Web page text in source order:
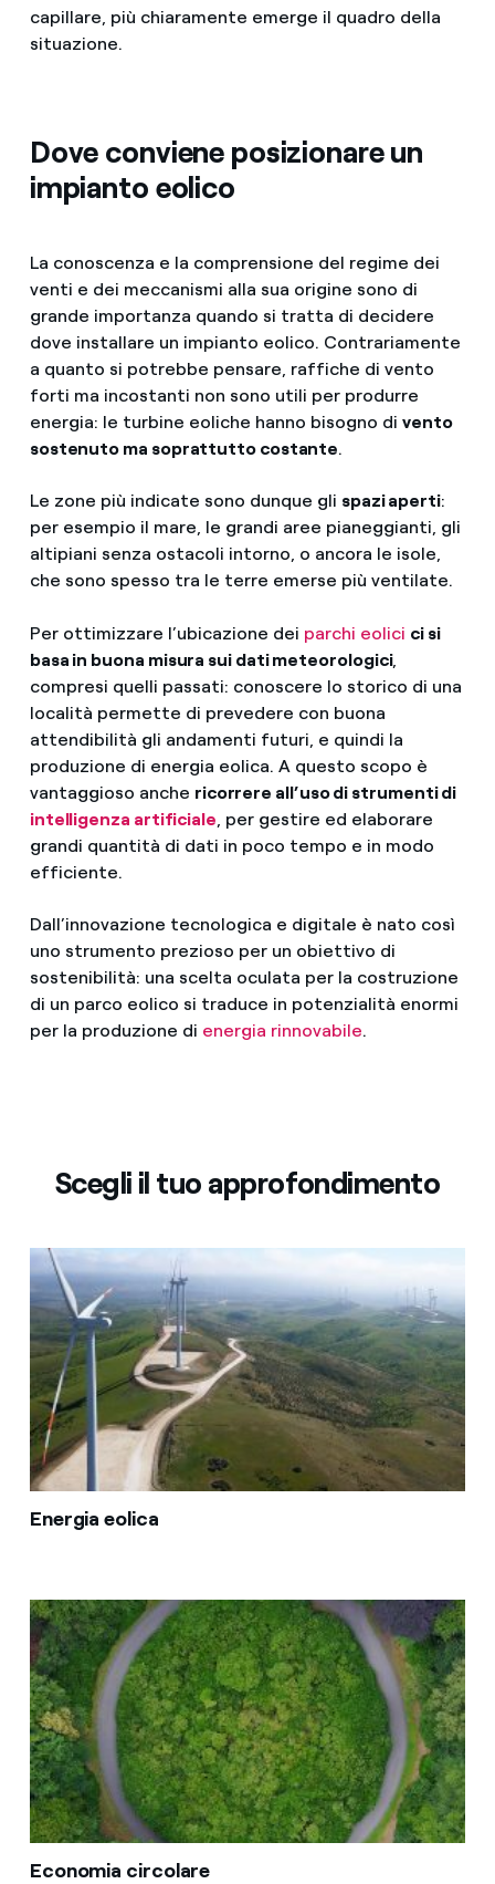
capillare, più chiaramente emerge il quadro della
situazione.
Dove conviene posizionare un
impianto eolico
La conoscenza e la comprensione del regime dei
venti e dei meccanismi alla sua origine sono di
grande importanza quando si tratta di decidere
dove installare un impianto eolico. Contrariamente
a quanto si potrebbe pensare, raffiche di vento
forti ma incostanti non sono utili per produrre
energia: le turbine eoliche hanno bisogno di vento
sostenuto ma soprattutto costante.
Le zone più indicate sono dunque gli spazi aperti:
per esempio il mare, le grandi aree pianeggianti, gli
altipiani senza ostacoli intorno, o ancora le isole,
che sono spesso tra le terre emerse più ventilate.
Per ottimizzare l’ubicazione dei parchi eolici ci si
basa in buona misura sui dati meteorologici,
compresi quelli passati: conoscere lo storico di una
località permette di prevedere con buona
attendibilità gli andamenti futuri, e quindi la
produzione di energia eolica. A questo scopo è
vantaggioso anche ricorrere all’uso di strumenti di
intelligenza artificiale , per gestire ed elaborare
grandi quantità di dati in poco tempo e in modo
efficiente.
Dall’innovazione tecnologica e digitale è nato così
uno strumento prezioso per un obiettivo di
sostenibilità: una scelta oculata per la costruzione
di un parco eolico si traduce in potenzialità enormi
per la produzione di energia rinnovabile.
Scegli il tuo approfondimento
Energia eolica
Economia circolare